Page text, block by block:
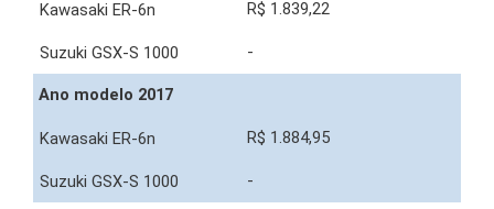
R$ 1.839,22
-
Ano modelo 2017
R$ 1.884,95
-